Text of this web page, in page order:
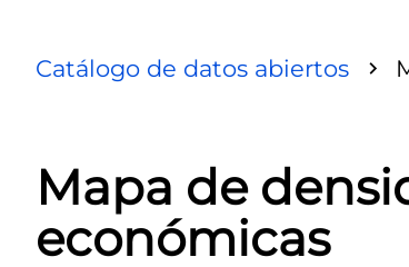
Catálogo de datos abiertos
Mapa de
económicas